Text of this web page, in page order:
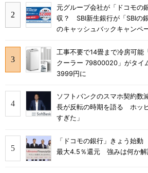
元グループ会社が「ドコモの
収？ SBI新生銀行が「SBIの
のキャッシュバックキャンペ
工事不要で14畳まで冷房可能
クーラー 79800020」がタイ
3999円に
ソフトバンクのスマホ契約
長が反転の時期を語る ホッ
すぎた」
「ドコモの銀行」きょう始
最大4.5％還元 強みは何か解